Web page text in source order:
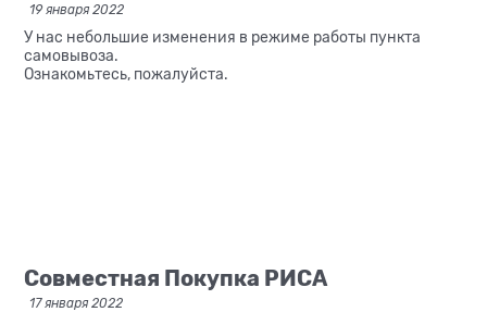
19 января 2022
У нас небольшие изменения в режиме работы пункта
самовывоза.
Ознакомьтесь, пожалуйста.
Совместная Покупка РИСА
17 января 2022